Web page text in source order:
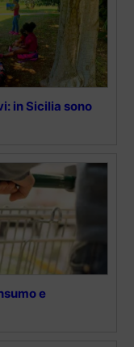
in Sicilia sono
e